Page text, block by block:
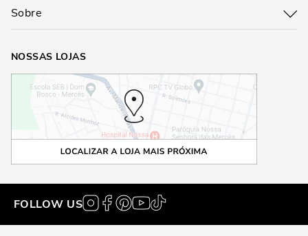
Sobre
NOSSAS LOJAS
FOLLOW US